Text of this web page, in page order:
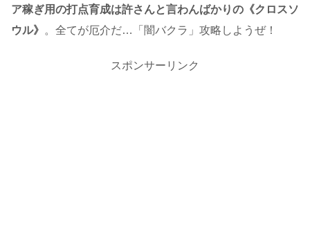
ア稼ぎ用の打点育成は許さんと言わんばかりの《クロスソ
ウル》 。全てが厄介だ…「闇バクラ」攻略しようぜ！
スポンサーリンク